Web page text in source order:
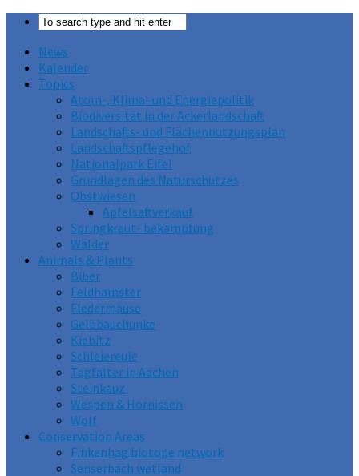
News
Kalender
Topics
Atom-, Klima- und Energiepolitik
Biodiversität in der Ackerlandschaft
Landschafts- und Flächennutzungsplan
Landschaftspflegehof
Nationalpark Eifel
Grundlagen des Naturschutzes
Obstwiesen
Apfelsaftverkauf
Springkraut- bekämpfung
Wälder
Animals & Plants
Biber
Feldhamster
Fledermäuse
Gelbbauchunke
Kiebitz
Schleiereule
Tagfalter in Aachen
Steinkauz
Wespen & Hornissen
Wolf
Conservation Areas
Finkenhag biotope network
Senserbach wetland